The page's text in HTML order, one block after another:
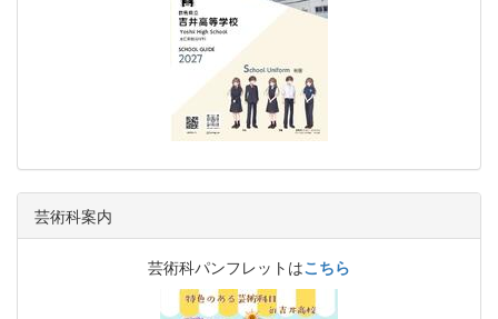
芸術科案内
芸術科パンフレットはこちら